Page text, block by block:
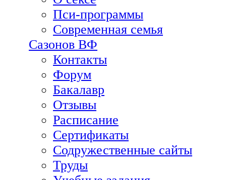
Пси-программы
Современная семья
Сазонов ВФ
Контакты
Форум
Бакалавр
Отзывы
Расписание
Сертификаты
Содружественные сайты
Труды